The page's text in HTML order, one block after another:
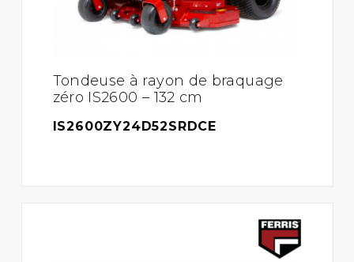
Tondeuse à rayon de braquage
zéro IS2600 – 132 cm
IS2600ZY24D52SRDCE